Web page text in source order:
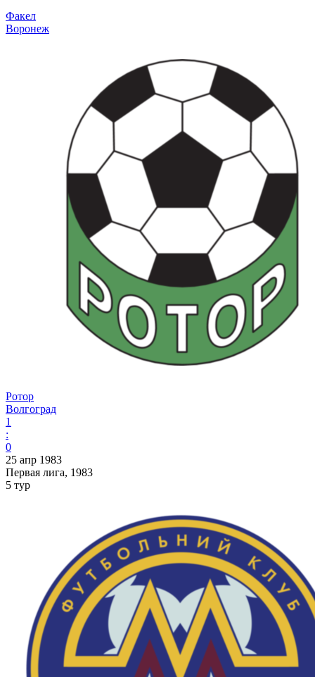
Факел
Воронеж
Ротор
Волгоград
1
:
0
25 апр 1983
Первая лига, 1983
5 тур